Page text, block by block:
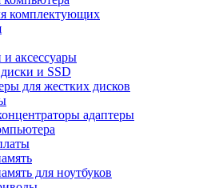
комплектующих
аксессуары
и SSD
для жестких дисков
адаптеры
для ноутбуков